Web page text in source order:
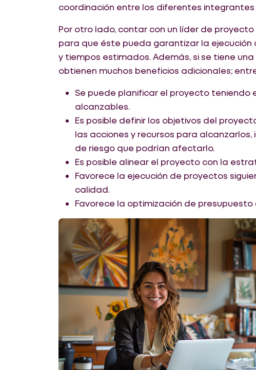
coordinación entre los diferentes integrantes
Por otro lado, contar con un líder de
para que éste pueda garantizar la
y tiempos estimados. Además, si se tiene
obtienen muchos beneficios adicionales;
Se puede planificar el proyecto
alcanzables.
Es posible definir los objetivos del
las acciones y recursos para
de riesgo que podrían afectarlo.
Es posible alinear el proyecto con la
Favorece la ejecución de proyectos
calidad.
Favorece la optimización de